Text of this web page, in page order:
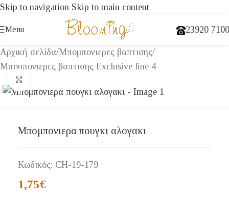
Skip to navigation Skip to main content
Menu 23920
Αρχική σελίδα/Μπομπονιερες βαπτισης/
Μπομπονιερες βαπτισης Exclusive line 4
Μπομπονιερα πουγκι αλογακι
Κωδικός: CH-19-179
1,75€